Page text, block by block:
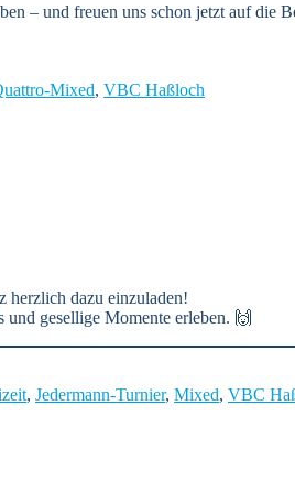
– und freuen uns schon jetzt auf die
Mixed, VBC Haßloch
herzlich dazu einzuladen!
gesellige Momente erleben. 🙌
, Jedermann-Turnier, Mixed, VBC